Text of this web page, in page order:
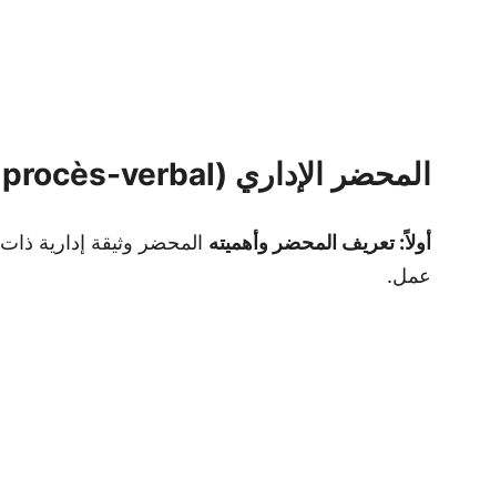
المحضر الإداري (Le procès-verbal)
أولاً: تعريف المحضر وأهميته المحضر وثيقة إدارية ذات
عمل.